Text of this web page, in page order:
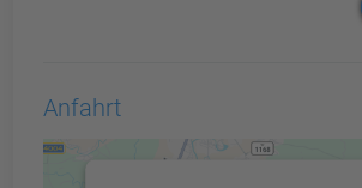
Anfahrt